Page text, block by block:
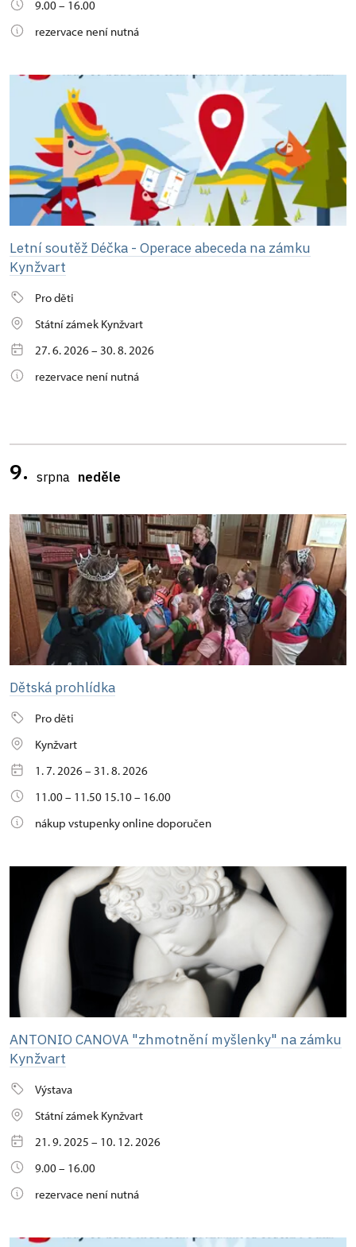
9.00 – 16.00
rezervace není nutná
Letní soutěž Déčka - Operace abeceda na zámku
Kynžvart
Pro děti
Státní zámek Kynžvart
27. 6. 2026 – 30. 8. 2026
rezervace není nutná
9. srpna neděle
Dětská prohlídka
Pro děti
Kynžvart
1. 7. 2026 – 31. 8. 2026
11.00 – 11.50 15.10 – 16.00
nákup vstupenky online doporučen
ANTONIO CANOVA "zhmotnění myšlenky" na zámku
Kynžvart
Výstava
Státní zámek Kynžvart
21. 9. 2025 – 10. 12. 2026
9.00 – 16.00
rezervace není nutná